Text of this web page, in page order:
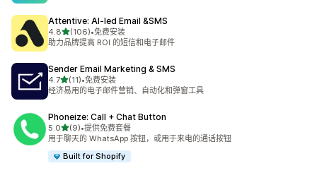
Attentive: AI‑led Email &SMS
4.8星（满分 5 星）
(106)
总共 106 条评论
•免费安装
助力品牌提高 ROI 的短信和电子邮件
Sender Email Marketing & SMS
4.7星（满分 5 星）
(11)
总共 11 条评论
•免费安装
经济易用的电子邮件营销、自动化和弹窗工具
Phoneize: Call + Chat Button
5.0星（满分 5 星）
(9)
总共 9 条评论
•提供免费套餐
用于聊天的 WhatsApp 按钮，或用于来电的通话按钮
Built for Shopify